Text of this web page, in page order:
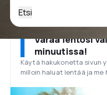
Etsi
Varaa lentosi
minuutissa!
Käytä hakukonetta sivun
milloin haluat lentää ja me